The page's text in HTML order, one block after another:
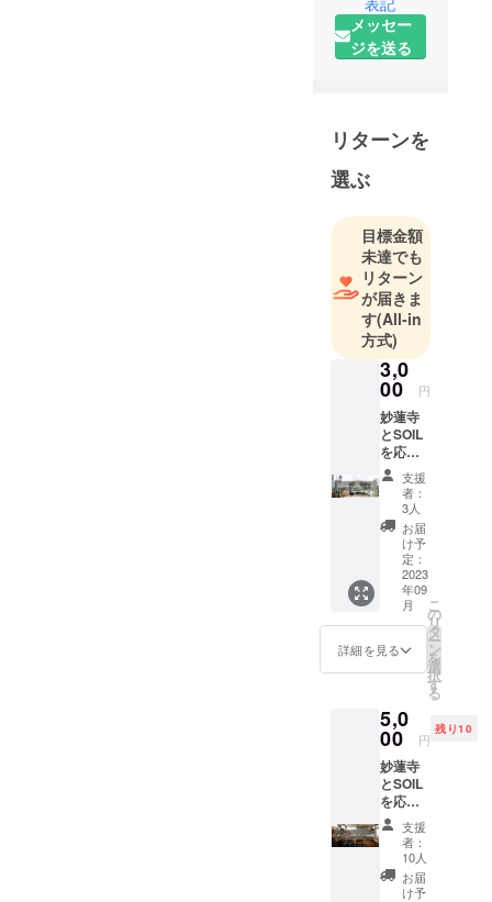
地域で、仕
事をする。
そんな自然
す！
10月にオー
SOILは、事
業者として
のやってみ
たいを根付
かせる場所
です。
1Fには、会
員制のアト
リエキッチ
ン(＝シェア
キッチン)
2Fには、1日
貸しの個室
ルーム
多様の働き
て、町を耕
妙蓮寺に住
む方々と、
新しい文化
を共創して
いけるよう
にしていき
メッセー
ジを送る
リターンを
選ぶ
目標金額
未達でも
リターン
が届きま
す(All-in
方式)
3,0
00 円
妙蓮寺
とSOIL
を応援
してく
ださっ
た方々
に、メ
ンバー
からお
礼の
メッ
セージ
をお送
りしま
す！
支援
者：
3人
お届
け予
定：
2023
年09
月
詳細を見る
こ
の
リ
タ
ー
ン
を
選
択
す
る
5,0
00 円
残り10
妙蓮寺
とSOIL
を応援
してく
ださっ
た方々
へ、
オープ
支援
者：
10人
お届
け予